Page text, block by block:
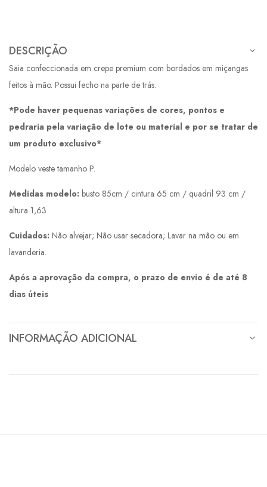
DESCRIÇÃO
Saia confeccionada em crepe premium com bordados em miçangas
feitos à mão. Possui fecho na parte de trás.
*Pode haver pequenas variações de cores, pontos e
pedraria pela variação de lote ou material e por se tratar de
um produto exclusivo*
Modelo veste tamanho P.
Medidas modelo: busto 85cm / cintura 65 cm / quadril 93 cm /
altura 1,63
Cuidados: Não alvejar; Não usar secadora; Lavar na mão ou em
lavanderia.
Após a aprovação da compra, o prazo de envio é de até 8
dias úteis
INFORMAÇÃO ADICIONAL